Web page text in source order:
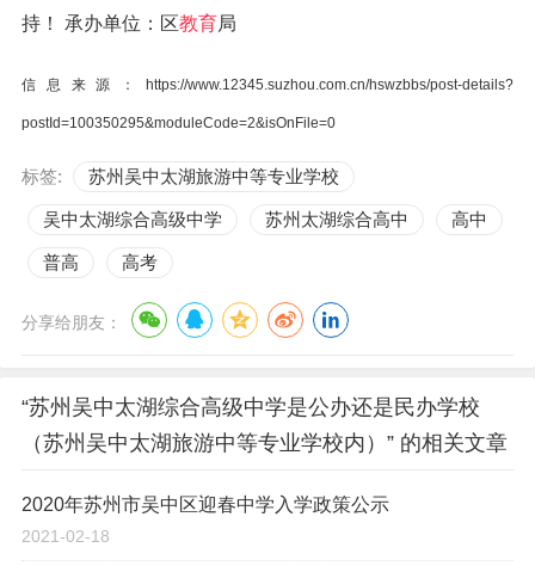
持！ 承办单位：区教育 局
信息来源：https://www.12345.suzhou.com.cn/hswzbbs/post-details?
postId=100350295&moduleCode=2&isOnFile=0
标签: 苏州吴中太湖旅游中等专业学校
吴中太湖综合高级中学 苏州太湖综合高中 高中
普高 高考
分享给朋友：
“苏州吴中太湖综合高级中学是公办还是民办学校
（苏州吴中太湖旅游中等专业学校内）” 的相关文章
2020年苏州市吴中区迎春中学入学政策公示
2021-02-18